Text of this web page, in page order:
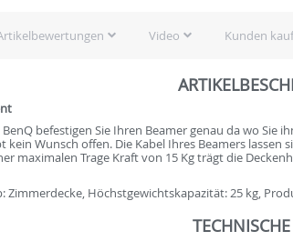
Video Kunden
befestigen Sie Ihren Beamer genau da wo Sie
kein Wunsch offen. Die Kabel Ihres Beamers
maximalen Trage Kraft von 15 Kg trägt die
Zimmerdecke, Höchstgewichtskapazität: 25 kg,